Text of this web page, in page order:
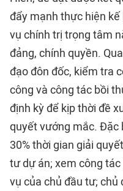
đẩy mạnh thực hiện
vụ chính trị trọng tâm
đảng, chính quyền.
đạo đôn đốc, kiểm tra
công và công tác bồi
định kỳ để kịp thời đề
quyết vướng mắc. Đặc
30% thời gian giải
tư dự án; xem công
vụ của chủ đầu tư; chủ